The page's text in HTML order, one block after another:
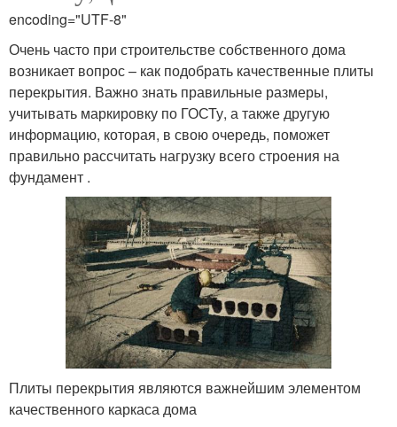
encoding="UTF-8"
Очень часто при строительстве собственного дома
возникает вопрос – как подобрать качественные плиты
перекрытия. Важно знать правильные размеры,
учитывать маркировку по ГОСТу, а также другую
информацию, которая, в свою очередь, поможет
правильно рассчитать нагрузку всего строения на
фундамент .
Плиты перекрытия являются важнейшим элементом
качественного каркаса дома